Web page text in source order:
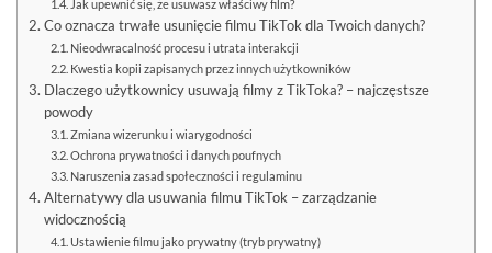
Jak upewnić się, że usuwasz właściwy film?
Co oznacza trwałe usunięcie filmu TikTok dla Twoich danych?
Nieodwracalność procesu i utrata interakcji
Kwestia kopii zapisanych przez innych użytkowników
Dlaczego użytkownicy usuwają filmy z TikToka? – najczęstsze
powody
Zmiana wizerunku i wiarygodności
Ochrona prywatności i danych poufnych
Naruszenia zasad społeczności i regulaminu
Alternatywy dla usuwania filmu TikTok – zarządzanie
widocznością
Ustawienie filmu jako prywatny (tryb prywatny)